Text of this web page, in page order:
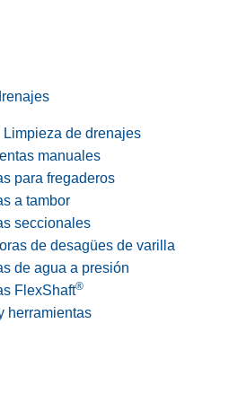
de drenajes
manuales
para fregaderos
a tambor
seccionales
de desagües de varilla
de agua a presión
FlexShaft®
herramientas